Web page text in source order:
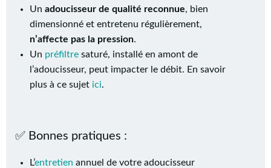
Un adoucisseur de qualité reconnue, bien
dimensionné et entretenu régulièrement,
n’affecte pas la pression.
Un préfiltre saturé, installé en amont de
l’adoucisseur, peut impacter le débit. En savoir
plus à ce sujet ici.
✅ Bonnes pratiques :
L’entretien annuel de votre adoucisseur